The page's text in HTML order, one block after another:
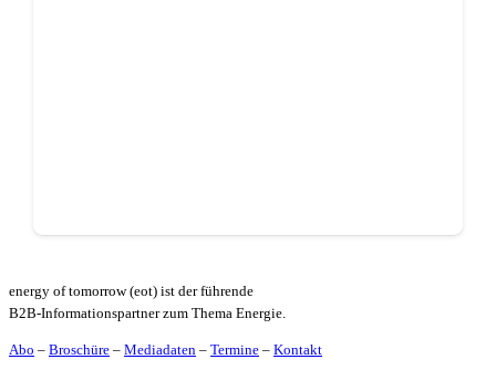
energy of tomorrow (eot) ist der führende
B2B-Informationspartner zum Thema Energie.
Abo – Broschüre – Mediadaten – Termine – Kontakt